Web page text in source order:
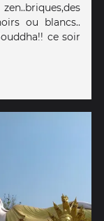
ou blancs..
ce soir